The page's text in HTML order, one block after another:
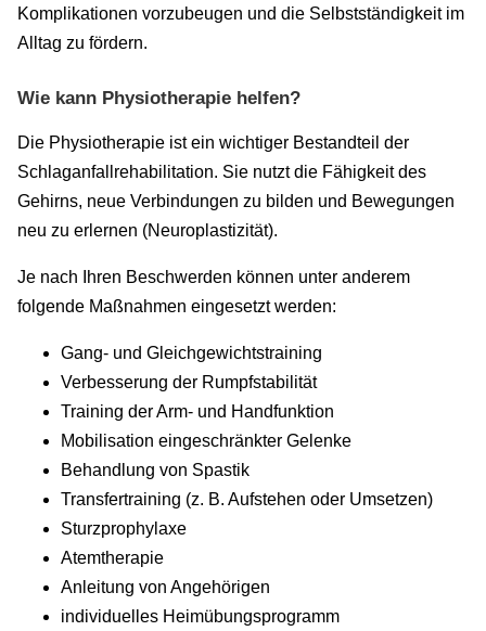
Komplikationen vorzubeugen und die Selbstständigkeit im
Alltag zu fördern.
Wie kann Physiotherapie helfen?
Die Physiotherapie ist ein wichtiger Bestandteil der
Schlaganfallrehabilitation. Sie nutzt die Fähigkeit des
Gehirns, neue Verbindungen zu bilden und Bewegungen
neu zu erlernen (Neuroplastizität).
Je nach Ihren Beschwerden können unter anderem
folgende Maßnahmen eingesetzt werden:
Gang- und Gleichgewichtstraining
Verbesserung der Rumpfstabilität
Training der Arm- und Handfunktion
Mobilisation eingeschränkter Gelenke
Behandlung von Spastik
Transfertraining (z. B. Aufstehen oder Umsetzen)
Sturzprophylaxe
Atemtherapie
Anleitung von Angehörigen
individuelles Heimübungsprogramm